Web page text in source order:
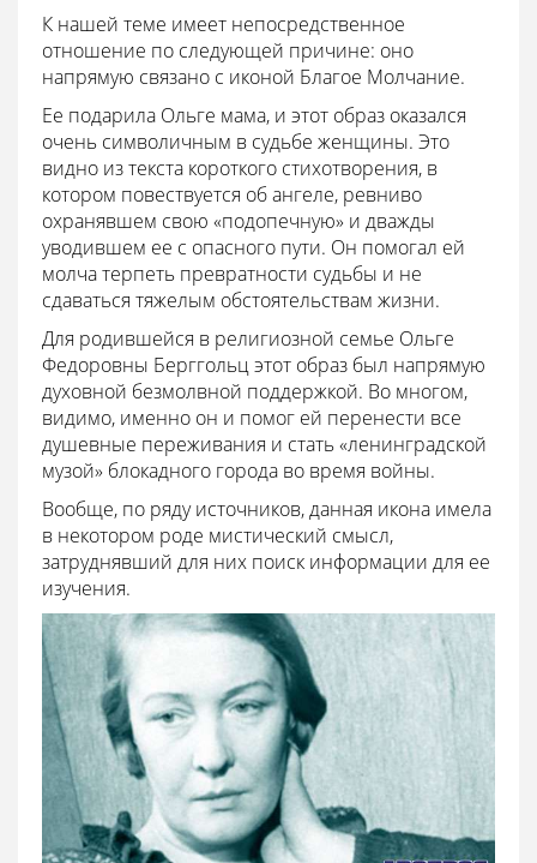
К нашей теме имеет непосредственное
отношение по следующей причине: оно
напрямую связано с иконой Благое Молчание.
Ее подарила Ольге мама, и этот образ оказался
очень символичным в судьбе женщины. Это
видно из текста короткого стихотворения, в
котором повествуется об ангеле, ревниво
охранявшем свою «подопечную» и дважды
уводившем ее с опасного пути. Он помогал ей
молча терпеть превратности судьбы и не
сдаваться тяжелым обстоятельствам жизни.
Для родившейся в религиозной семье Ольге
Федоровны Берггольц этот образ был напрямую
духовной безмолвной поддержкой. Во многом,
видимо, именно он и помог ей перенести все
душевные переживания и стать «ленинградской
музой» блокадного города во время войны.
Вообще, по ряду источников, данная икона имела
в некотором роде мистический смысл,
затруднявший для них поиск информации для ее
изучения.